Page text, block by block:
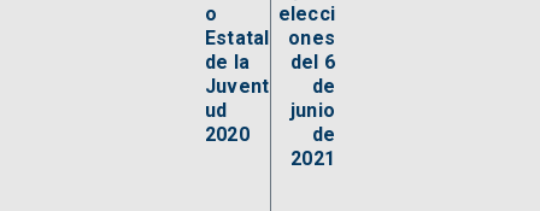
o
Estatal
de la
Juvent
ud
2020
elecci
ones
del 6
de
junio
de
2021